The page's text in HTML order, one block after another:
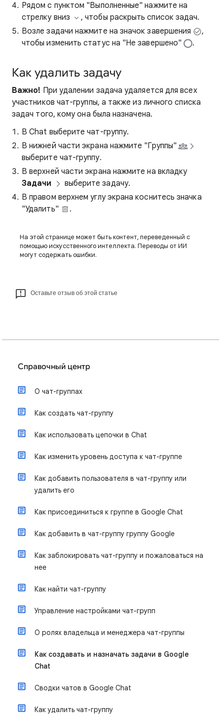
Рядом с пунктом "Выполненные" нажмите на
стрелку вниз
, чтобы раскрыть список задач.
Возле задачи нажмите на значок завершения
,
чтобы изменить статус на "Не завершено"
.
Как удалить задачу
Важно! При удалении задача удаляется для всех
участников чат-группы, а также из личного списка
задач того, кому она была назначена.
В Chat выберите чат-группу.
В нижней части экрана нажмите "Группы"
выберите чат-группу.
В верхней части экрана нажмите на вкладку
Задачи
выберите задачу.
В правом верхнем углу экрана коснитесь значка
"Удалить"
.
На этой странице может быть контент, переведенный с
помощью искусственного интеллекта. Переводы от ИИ
могут содержать ошибки.
Оставьте отзыв об этой статье
Справочный центр
О чат-группах
Как создать чат-группу
Как использовать цепочки в Chat
Как изменить уровень доступа к чат-группе
Как добавить пользователя в чат-группу или
удалить его
Как присоединиться к группе в Google Chat
Как добавить в чат-группу группу Google
Как заблокировать чат-группу и пожаловаться на
нее
Как найти чат-группу
Управление настройками чат-групп
О ролях владельца и менеджера чат-группы
Как создавать и назначать задачи в Google
Chat
Сводки чатов в Google Chat
Как удалить чат-группу